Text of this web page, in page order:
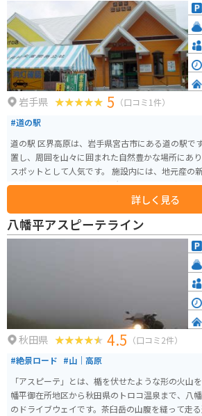
岩手県 5 （口コミ1件）
#道の駅
道の駅 区界高原は、岩手県宮古市にある道の駅で
置し、周囲を山々に囲まれた自然豊かな場所にあ
スポットとして人気です。 施設内には、地元産の新鮮な野菜や山菜、きのこ
などを販売する農産物直売所や、そばやうどん、
堂があります。特に、地元産のそば粉を使った手
また、区界高原は、春には桜、秋には紅葉の名所
ーリングにも最適なエリアです。道の駅には、バ
いるので、安心してバイクを停めることができます。 周辺には、区界高
場や、なだらかな山容が美しい区界三山のひとつ
詳しく見る
八幡平アスピーテライン
秋田県 4.5 （口コミ2件）
#絶景ロード #山｜高原
「アスピーテ」とは、楯を伏せたような形の火山
幡平御在所地区から秋田県のトロコ温泉まで、八
のドライブウェイです。茶臼岳の山腹を縫って走